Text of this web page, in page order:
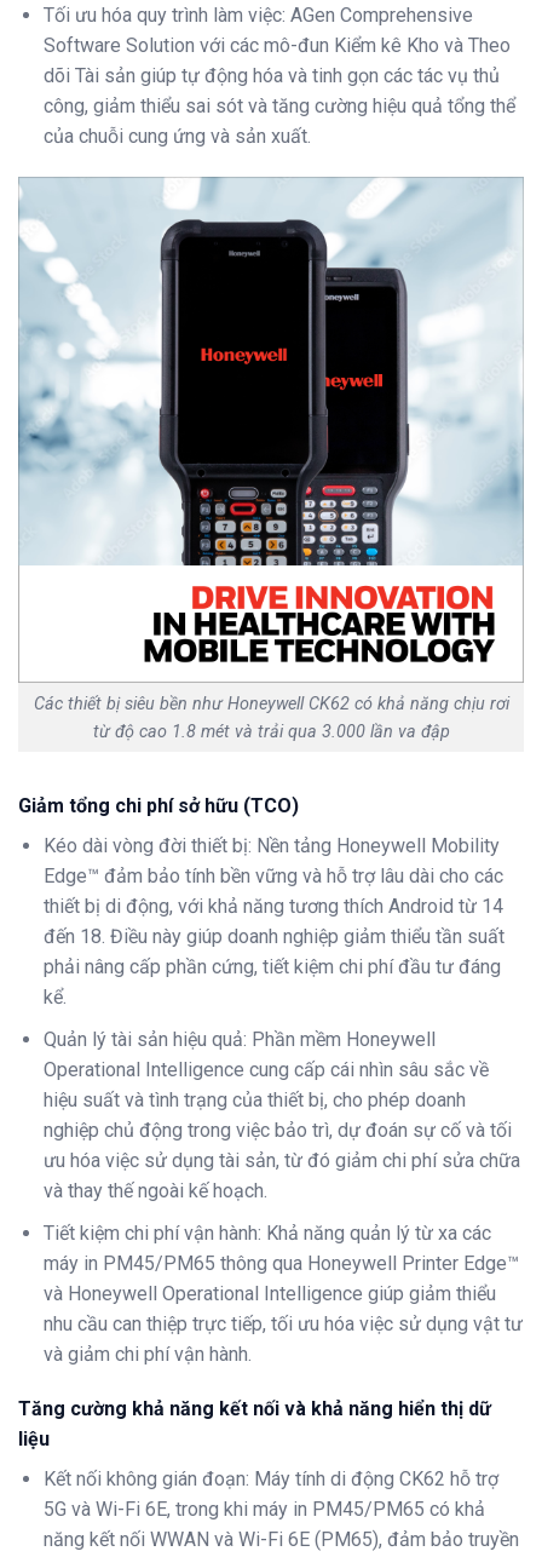
Tối ưu hóa quy trình làm việc: AGen Comprehensive
Software Solution với các mô-đun Kiểm kê Kho và Theo
dõi Tài sản giúp tự động hóa và tinh gọn các tác vụ thủ
công, giảm thiểu sai sót và tăng cường hiệu quả tổng thể
của chuỗi cung ứng và sản xuất.
Các thiết bị siêu bền như Honeywell CK62 có khả năng chịu rơi
từ độ cao 1.8 mét và trải qua 3.000 lần va đập
Giảm tổng chi phí sở hữu (TCO)
Kéo dài vòng đời thiết bị: Nền tảng Honeywell Mobility
Edge™ đảm bảo tính bền vững và hỗ trợ lâu dài cho các
thiết bị di động, với khả năng tương thích Android từ 14
đến 18. Điều này giúp doanh nghiệp giảm thiểu tần suất
phải nâng cấp phần cứng, tiết kiệm chi phí đầu tư đáng
kể.
Quản lý tài sản hiệu quả: Phần mềm Honeywell
Operational Intelligence cung cấp cái nhìn sâu sắc về
hiệu suất và tình trạng của thiết bị, cho phép doanh
nghiệp chủ động trong việc bảo trì, dự đoán sự cố và tối
ưu hóa việc sử dụng tài sản, từ đó giảm chi phí sửa chữa
và thay thế ngoài kế hoạch.
Tiết kiệm chi phí vận hành: Khả năng quản lý từ xa các
máy in PM45/PM65 thông qua Honeywell Printer Edge™
và Honeywell Operational Intelligence giúp giảm thiểu
nhu cầu can thiệp trực tiếp, tối ưu hóa việc sử dụng vật tư
và giảm chi phí vận hành.
Tăng cường khả năng kết nối và khả năng hiển thị dữ
liệu
Kết nối không gián đoạn: Máy tính di động CK62 hỗ trợ
5G và Wi-Fi 6E, trong khi máy in PM45/PM65 có khả
năng kết nối WWAN và Wi-Fi 6E (PM65), đảm bảo truyền